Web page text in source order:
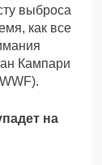
выброса
как все
Кампари
на